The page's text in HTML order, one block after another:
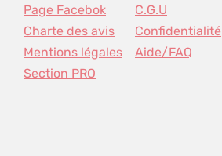
Page Facebok
C.G.U
Charte des avis
Confidentialité
Mentions légales
Aide/FAQ
Section PRO